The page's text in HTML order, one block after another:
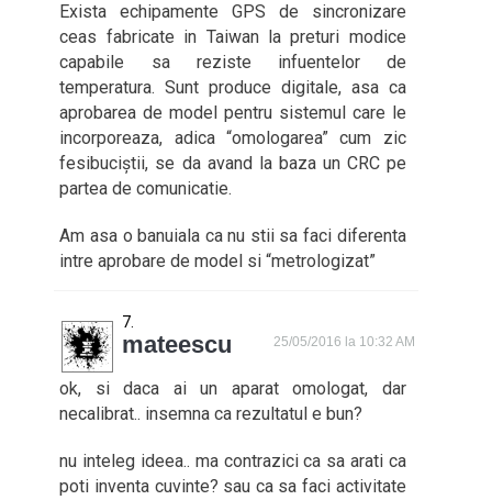
Exista echipamente GPS de sincronizare
ceas fabricate in Taiwan la preturi modice
capabile sa reziste infuentelor de
temperatura. Sunt produce digitale, asa ca
aprobarea de model pentru sistemul care le
incorporeaza, adica “omologarea” cum zic
fesibuciștii, se da avand la baza un CRC pe
partea de comunicatie.
Am asa o banuiala ca nu stii sa faci diferenta
intre aprobare de model si “metrologizat”
mateescu 25/05/2016 la 10:32 AM
ok, si daca ai un aparat omologat, dar
necalibrat.. insemna ca rezultatul e bun?
nu inteleg ideea.. ma contrazici ca sa arati ca
poti inventa cuvinte? sau ca sa faci activitate